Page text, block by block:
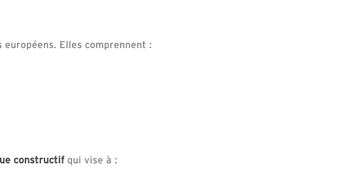
Elles comprennent :
constructif qui vise à :